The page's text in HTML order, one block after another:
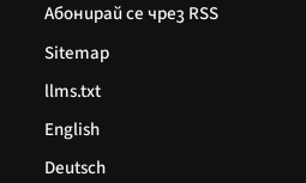
Абонирай се чрез RSS
Sitemap
llms.txt
English
Deutsch